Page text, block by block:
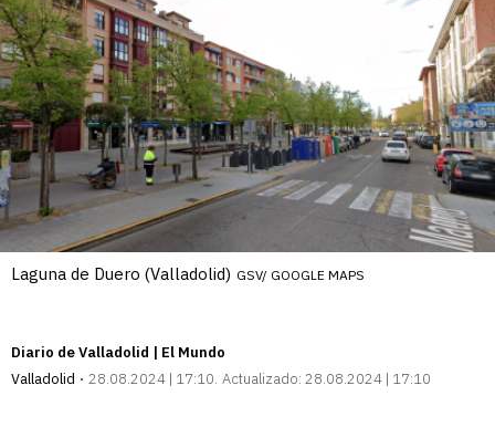
Laguna de Duero (Valladolid) GSV/ GOOGLE MAPS
Diario de Valladolid | El Mundo
Valladolid
28.08.2024 | 17:10 Actualizado: 28.08.2024 | 17:10